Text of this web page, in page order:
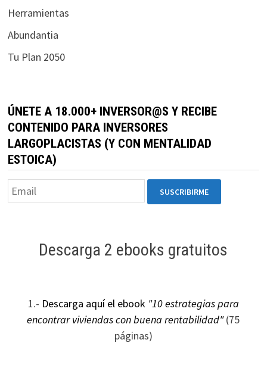
Herramientas
Abundantia
Tu Plan 2050
ÚNETE A 18.000+ INVERSOR@S Y RECIBE
CONTENIDO PARA INVERSORES
LARGOPLACISTAS (Y CON MENTALIDAD
ESTOICA)
Descarga 2 ebooks gratuitos
1.- Descarga aquí el ebook "10 estrategias para
encontrar viviendas con buena rentabilidad"(75
páginas)
nuestra web
mejor posible
visita. Si
funcionalidades
desaparecerán
de la web.
Marketing
Al compartir tus
mientras visitas
nuestro sitio,
ofertas
personalizados.